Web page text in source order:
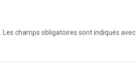
Les champs obligatoires sont indiqués avec